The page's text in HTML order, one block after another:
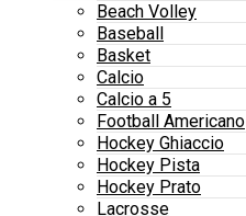
Beach Volley
Baseball
Basket
Calcio
Calcio a 5
Football Americano
Hockey Ghiaccio
Hockey Pista
Hockey Prato
Lacrosse